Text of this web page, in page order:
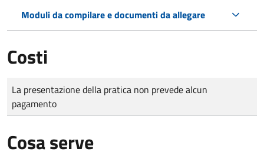
Moduli da compilare e documenti da allegare
Costi
Tipo di pagamento
Importo
La presentazione della pratica non prevede alcun
pagamento
Cosa serve